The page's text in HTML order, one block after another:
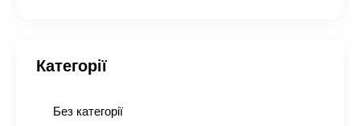
Категорії
Без категорії